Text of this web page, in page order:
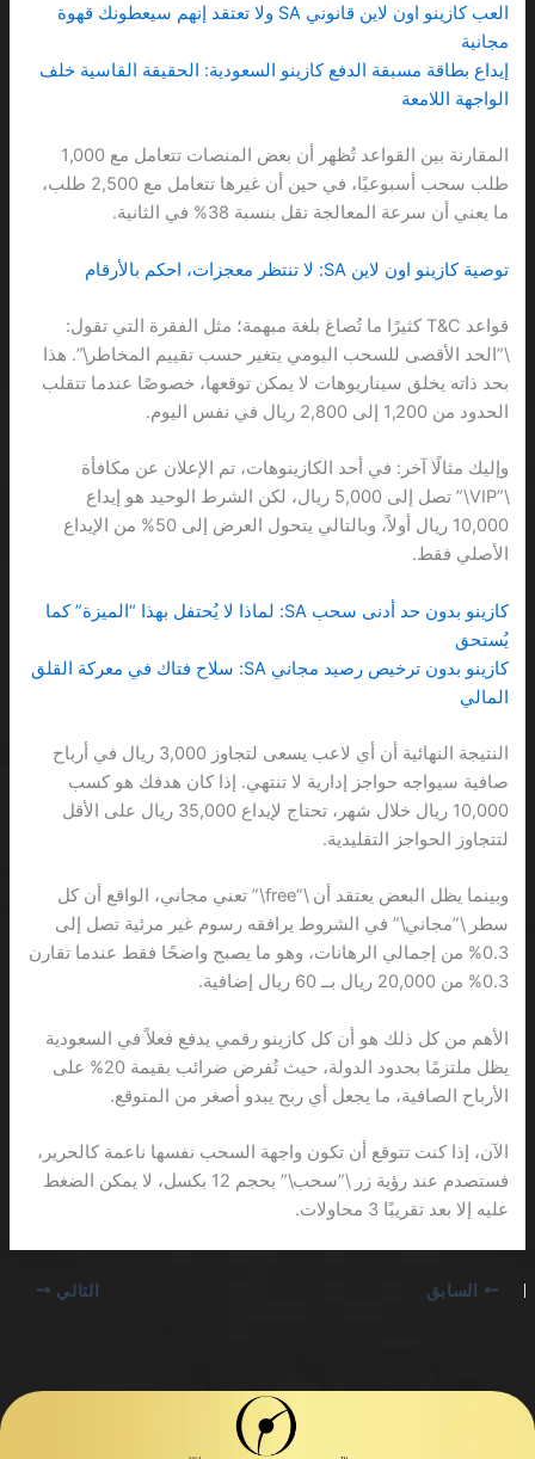
العب كازينو اون لاين قانوني SA ولا تعتقد إنهم سيعطونك قهوة
مجانية
إيداع بطاقة مسبقة الدفع كازينو السعودية: الحقيقة القاسية خلف
الواجهة اللامعة
المقارنة بين القواعد تُظهر أن بعض المنصات تتعامل مع 1,000
طلب سحب أسبوعيًا، في حين أن غيرها تتعامل مع 2,500 طلب،
ما يعني أن سرعة المعالجة تقل بنسبة 38% في الثانية.
توصية كازينو اون لاين SA: لا تنتظر معجزات، احكم بالأرقام
قواعد T&C كثيرًا ما تُصاغ بلغة مبهمة؛ مثل الفقرة التي تقول:
\”الحد الأقصى للسحب اليومي يتغير حسب تقييم المخاطر\”. هذا
بحد ذاته يخلق سيناريوهات لا يمكن توقعها، خصوصًا عندما تتقلب
الحدود من 1,200 إلى 2,800 ريال في نفس اليوم.
وإليك مثالًا آخر: في أحد الكازينوهات، تم الإعلان عن مكافأة
\”VIP\” تصل إلى 5,000 ريال، لكن الشرط الوحيد هو إيداع
10,000 ريال أولاً، وبالتالي يتحول العرض إلى 50% من الإيداع
الأصلي فقط.
كازينو بدون حد أدنى سحب SA: لماذا لا يُحتفل بهذا “الميزة” كما
يُستحق
كازينو بدون ترخيص رصيد مجاني SA: سلاح فتاك في معركة القلق
المالي
النتيجة النهائية أن أي لاعب يسعى لتجاوز 3,000 ريال في أرباح
صافية سيواجه حواجز إدارية لا تنتهي. إذا كان هدفك هو كسب
10,000 ريال خلال شهر، تحتاج لإيداع 35,000 ريال على الأقل
لتتجاوز الحواجز التقليدية.
وبينما يظل البعض يعتقد أن \”free\” تعني مجاني، الواقع أن كل
سطر \”مجاني\” في الشروط يرافقه رسوم غير مرئية تصل إلى
0.3% من إجمالي الرهانات، وهو ما يصبح واضحًا فقط عندما تقارن
0.3% من 20,000 ريال بــ 60 ريال إضافية.
الأهم من كل ذلك هو أن كل كازينو رقمي يدفع فعلاً في السعودية
يظل ملتزمًا بحدود الدولة، حيث تُفرض ضرائب بقيمة 20% على
الأرباح الصافية، ما يجعل أي ربح يبدو أصغر من المتوقع.
الآن، إذا كنت تتوقع أن تكون واجهة السحب نفسها ناعمة كالحرير،
فستصدم عند رؤية زر \”سحب\” بحجم 12 بكسل، لا يمكن الضغط
عليه إلا بعد تقريبًا 3 محاولات.
السابق التالي